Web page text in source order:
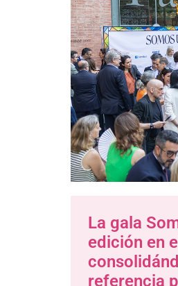
La gala
edición en
referencia